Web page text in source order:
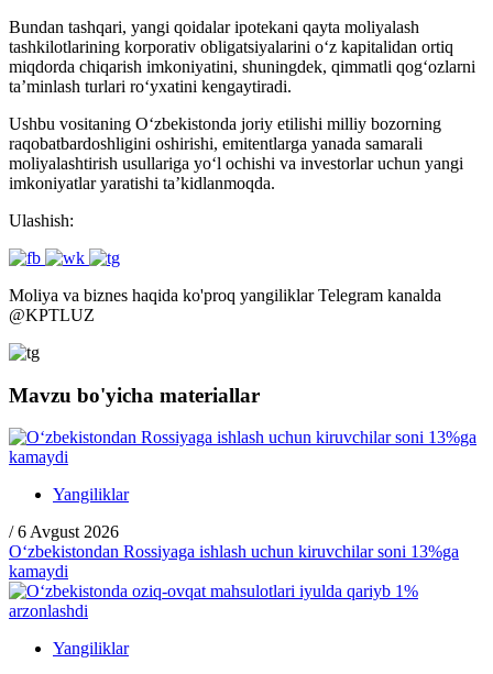
Bundan tashqari, yangi qoidalar ipotekani qayta moliyalash
tashkilotlarining korporativ obligatsiyalarini o‘z kapitalidan ortiq
miqdorda chiqarish imkoniyatini, shuningdek, qimmatli qog‘ozlarni
ta’minlash turlari ro‘yxatini kengaytiradi.
Ushbu vositaning O‘zbekistonda joriy etilishi milliy bozorning
raqobatbardoshligini oshirishi, emitentlarga yanada samarali
moliyalashtirish usullariga yo‘l ochishi va investorlar uchun yangi
imkoniyatlar yaratishi ta’kidlanmoqda.
Ulashish:
Moliya va biznes haqida ko'proq yangiliklar Telegram kanalda
@KPTLUZ
Mavzu bo'yicha materiallar
Yangiliklar
/ 6 Avgust 2026
O‘zbekistondan Rossiyaga ishlash uchun kiruvchilar soni 13%ga
kamaydi
Yangiliklar